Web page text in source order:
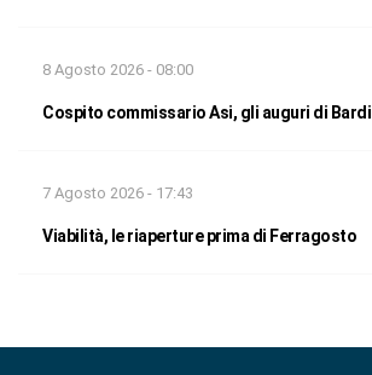
8 Agosto 2026 - 08:00
Cospito commissario Asi, gli auguri di Bardi
7 Agosto 2026 - 17:43
Viabilità, le riaperture prima di Ferragosto